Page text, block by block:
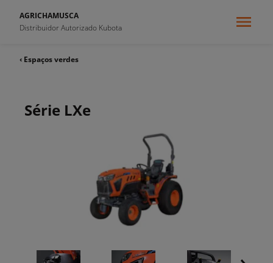
AGRICHAMUSCA
Distribuidor Autorizado Kubota
‹ Espaços verdes
Série LXe